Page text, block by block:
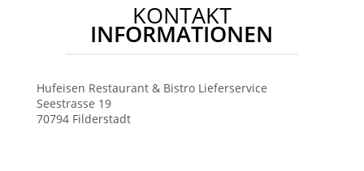
KONTAKT
INFORMATIONEN
Hufeisen Restaurant & Bistro Lieferservice
Seestrasse 19
70794 Filderstadt